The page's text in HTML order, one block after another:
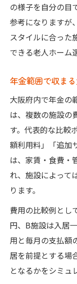
の様子を自分の目
参考になりますが
スタイルに合った
できる老人ホーム
年金範囲で収ま
大阪府内で年金の
は、複数の施設の
す。代表的な比較
額利用料」「追加
は、家賃・食費・
れ、施設によって
ります。
費用の比較例とし
円、B施設は入居
用と毎月の支払額
居を前提とする場
となるかをシミュ